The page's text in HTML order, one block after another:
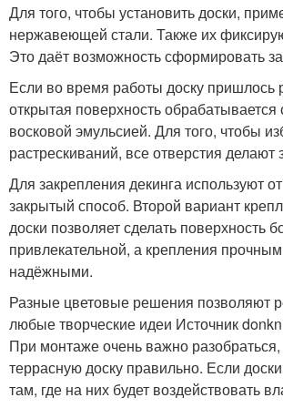
Для того, чтобы установить доски,
нержавеющей стали. Также их
Это даёт возможность сформировать
Если во время работы доску пришлось
открытая поверхность обрабатывается
восковой эмульсией. Для того, чтобы
растрескиваний, все отверстия делают
Для закрепления декинга используют
закрытый способ. Второй вариант
доски позволяет сделать поверхность
привлекательной, а крепления
надёжными.
Разные цветовые решения позволяют
любые творческие идеи Источник
При монтаже очень важно разобраться,
террасную доску правильно. Если
там, где на них будет воздействовать